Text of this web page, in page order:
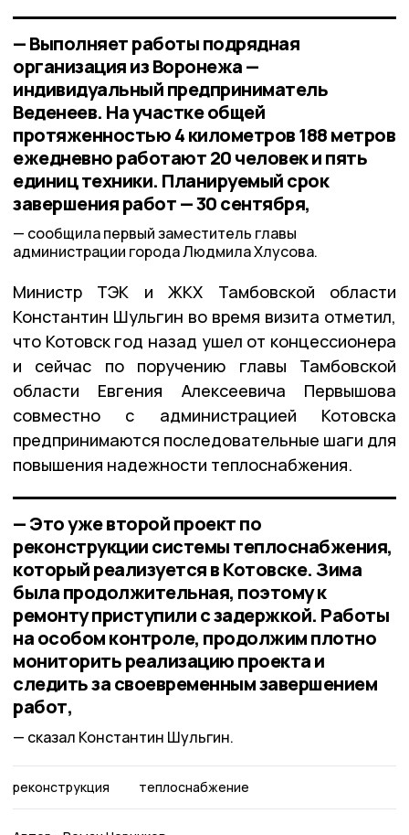
— Выполняет работы подрядная
организация из Воронежа —
индивидуальный предприниматель
Веденеев. На участке общей
протяженностью 4 километров 188 метров
ежедневно работают 20 человек и пять
единиц техники. Планируемый срок
завершения работ — 30 сентября,
сообщила первый заместитель главы
администрации города Людмила Хлусова.
Министр ТЭК и ЖКХ Тамбовской области
Константин Шульгин во время визита отметил,
что Котовск год назад ушел от концессионера
и сейчас по поручению главы Тамбовской
области Евгения Алексеевича Первышова
совместно с администрацией Котовска
предпринимаются последовательные шаги для
повышения надежности теплоснабжения.
— Это уже второй проект по
реконструкции системы теплоснабжения,
который реализуется в Котовске. Зима
была продолжительная, поэтому к
ремонту приступили с задержкой. Работы
на особом контроле, продолжим плотно
мониторить реализацию проекта и
следить за своевременным завершением
работ,
сказал Константин Шульгин.
реконструкция теплоснабжение